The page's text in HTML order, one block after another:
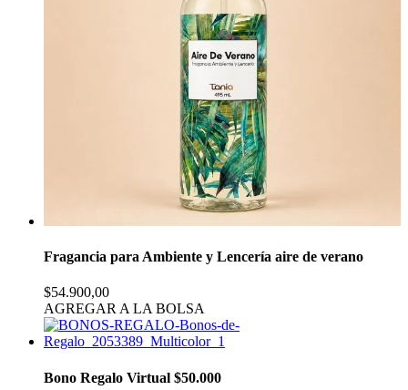
Fragancia para Ambiente y Lencería aire de verano
$54.900,00
AGREGAR A LA BOLSA
Bono Regalo Virtual $50.000